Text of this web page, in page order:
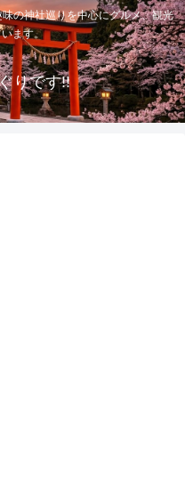
の神社巡りを中心にグルメ、観光
ます。
りです!!